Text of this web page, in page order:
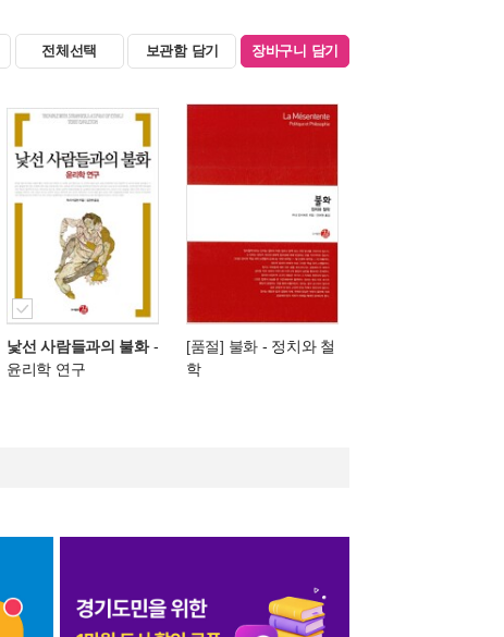
전체선택 보관함 담기 장바구니 담기
낯선 사람들과의 불화-
윤리학 연구
[품절] 불화 - 정치와 철
학